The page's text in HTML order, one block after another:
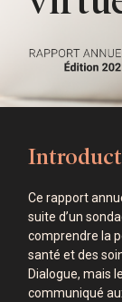
Ce rapport
suite d’un
comprendre la
santé et des
Dialogue, mais
communiqué